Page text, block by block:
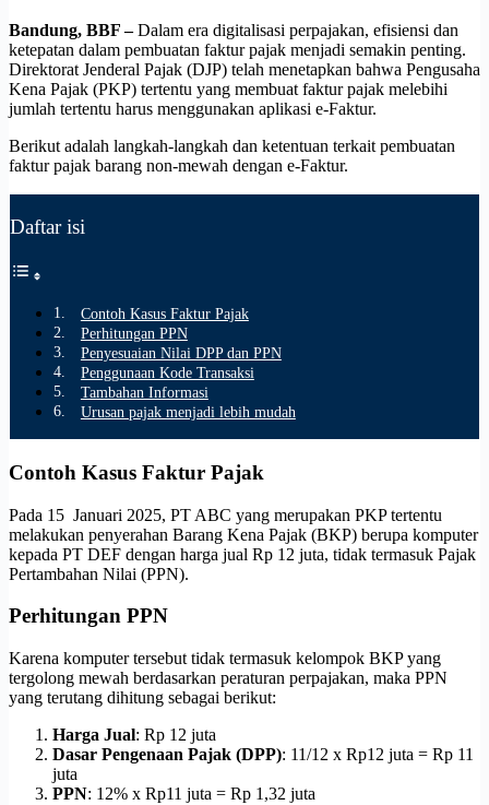
Bandung, BBF –Dalam era digitalisasi perpajakan, efisiensi dan
ketepatan dalam pembuatan faktur pajak menjadi semakin penting.
Direktorat Jenderal Pajak (DJP) telah menetapkan bahwa Pengusaha
Kena Pajak (PKP) tertentu yang membuat faktur pajak melebihi
jumlah tertentu harus menggunakan aplikasi e-Faktur.
Berikut adalah langkah-langkah dan ketentuan terkait pembuatan
faktur pajak barang non-mewah dengan e-Faktur.
Daftar isi
Contoh Kasus Faktur Pajak
Perhitungan PPN
Penyesuaian Nilai DPP dan PPN
Penggunaan Kode Transaksi
Tambahan Informasi
Urusan pajak menjadi lebih mudah
Contoh Kasus Faktur Pajak
Pada 15 Januari 2025, PT ABC yang merupakan PKP tertentu
melakukan penyerahan Barang Kena Pajak (BKP) berupa komputer
kepada PT DEF dengan harga jual Rp 12 juta, tidak termasuk Pajak
Pertambahan Nilai (PPN).
Perhitungan PPN
Karena komputer tersebut tidak termasuk kelompok BKP yang
tergolong mewah berdasarkan peraturan perpajakan, maka PPN
yang terutang dihitung sebagai berikut:
Harga Jual: Rp 12 juta
Dasar Pengenaan Pajak (DPP): 11/12 x Rp12 juta = Rp 11
juta
PPN: 12% x Rp11 juta = Rp 1,32 juta